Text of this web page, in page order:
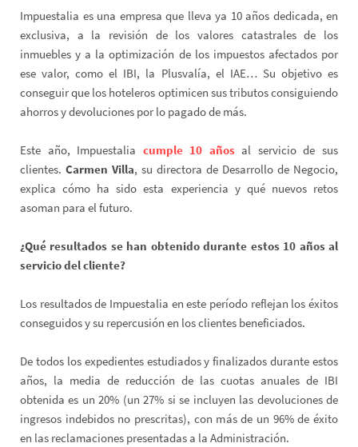
Impuestalia es una empresa que lleva ya 10 años dedicada, en
exclusiva, a la revisión de los valores catastrales de los
inmuebles y a la optimización de los impuestos afectados por
ese valor, como el IBI, la Plusvalía, el IAE… Su objetivo es
conseguir que los hoteleros optimicen sus tributos consiguiendo
ahorros y devoluciones por lo pagado de más.
Este año, Impuestalia cumple 10 añosal servicio de sus
clientes. Carmen Villa, su directora de Desarrollo de Negocio,
explica cómo ha sido esta experiencia y qué nuevos retos
asoman para el futuro.
¿Qué resultados se han obtenido durante estos 10 años al
servicio del cliente?
Los resultados de Impuestalia en este período reflejan los éxitos
conseguidos y su repercusión en los clientes beneficiados.
De todos los expedientes estudiados y finalizados durante estos
años, la media de reducción de las cuotas anuales de IBI
obtenida es un 20% (un 27% si se incluyen las devoluciones de
ingresos indebidos no prescritas), con más de un 96% de éxito
en las reclamaciones presentadas a la Administración.